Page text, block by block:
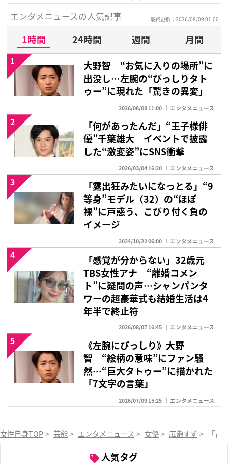
エンタメニュースの人気記事 最終更新：2026/08/09 01:00
1時間 24時間 週間
月間
大野智 “お気に入りの場所”に
出没し…左腕の“びっしりタト
ゥー”に現れた「驚きの異変」
2026/08/08 11:00 エンタメニュース
1
「何があったんだ」“王子様俳
優”千葉雄大 イベントで披露
した“激変姿”にSNS衝撃
2026/03/04 16:20 エンタメニュース
2
「露出狂みたいになっとる」“9
等身”モデル（32）の“ほぼ
裸”に戸惑う、こびり付く負の
イメージ
2024/10/22 06:00 エンタメニュース
3
「感覚が分からない」32歳元
TBS女性アナ “離婚コメン
ト”に疑問の声…シャンパンタ
ワーの超豪華式も結婚生活は4
年半で終止符
2026/08/07 16:45 エンタメニュース
4
《左腕にびっしり》大野
智 “絵柄の意味”にファン騒
然…“巨大タトゥー”に描かれた
「7文字の言葉」
2026/07/09 15:25 エンタメニュース
5
女性自身TOP > 芸能 > エンタメニュース > 女優 > 広瀬すず > 「
人気タグ